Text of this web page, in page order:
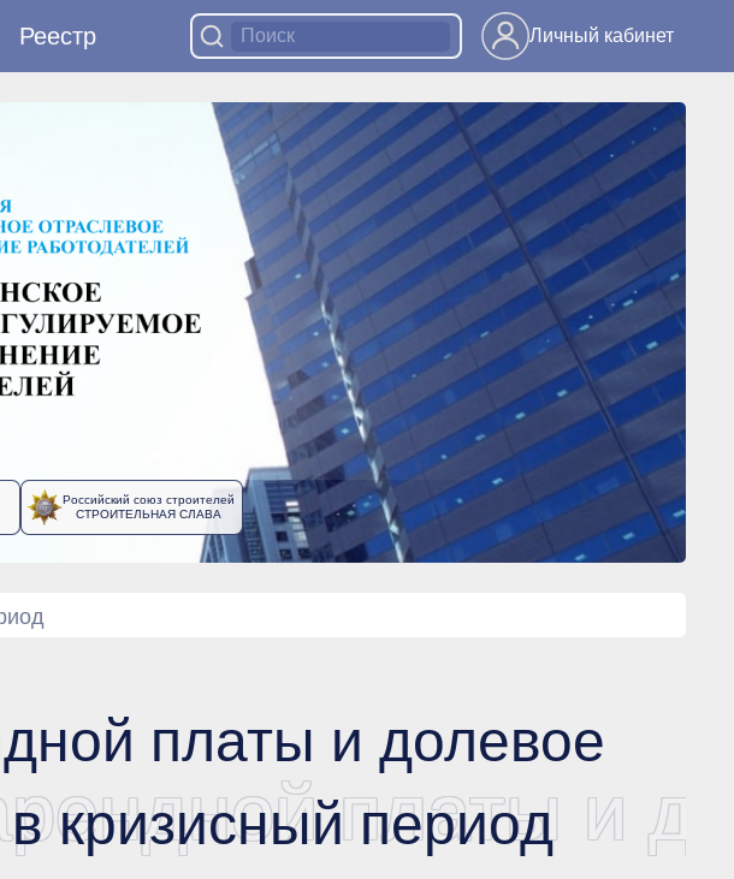
Реестр Личный кабинет
Российский союз строителей
СТРОИТЕЛЬНАЯ СЛАВА
платы и долевое
в кризисный период
платы и